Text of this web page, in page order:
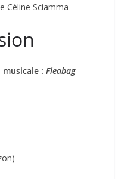
Céline Sciamma
: Fleabag